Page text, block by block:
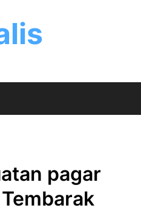
pagar